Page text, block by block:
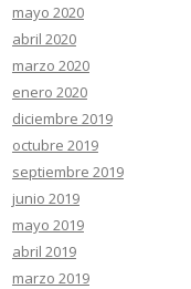
mayo 2020
abril 2020
marzo 2020
enero 2020
diciembre 2019
octubre 2019
septiembre 2019
junio 2019
mayo 2019
abril 2019
marzo 2019